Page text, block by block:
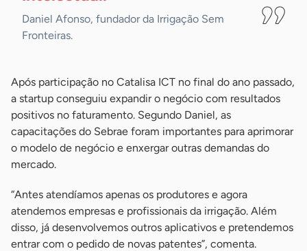
Daniel Afonso, fundador da Irrigação Sem
Fronteiras.
Após participação no Catalisa ICT no final do ano passado,
a startup conseguiu expandir o negócio com resultados
positivos no faturamento. Segundo Daniel, as
capacitações do Sebrae foram importantes para aprimorar
o modelo de negócio e enxergar outras demandas do
mercado.
“Antes atendíamos apenas os produtores e agora
atendemos empresas e profissionais da irrigação. Além
disso, já desenvolvemos outros aplicativos e pretendemos
entrar com o pedido de novas patentes”, comenta.